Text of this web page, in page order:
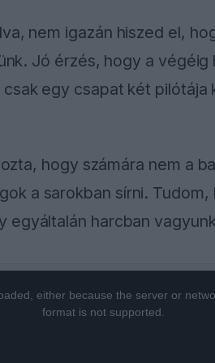
nem igazán hiszed el,
Jó érzés, hogy a végéig
egy csapat két pilótája
hogy számára nem a
a sarokban sírni.
egyáltalán harcban
either because the server or
format is not supported.